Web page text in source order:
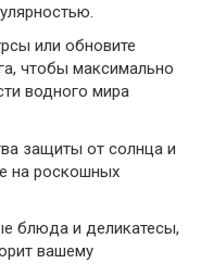
или обновите
чтобы максимально
водного мира
защиты от солнца и
на роскошных
блюда и деликатесы,
вашему